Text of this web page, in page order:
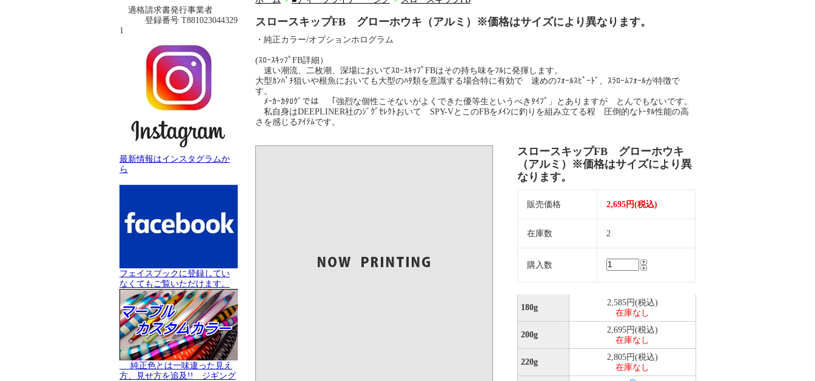
適格請求書発行事業者
登録番号 T881023044329
1
最新情報はインスタグラムか
ら
フェイスブックに登録してい
なくてもご覧いただけます。
純正色とは一味違った見え
方、見せ方を追及!! ジギング
スロースキップFB グローホウキ（アルミ）※価格はサイズにより異なります。
・純正カラー/オプションホログラム
(ｽﾛｰｽｷｯﾌﾟFB詳細）
速い潮流、二枚潮、深場においてｽﾛｰｽｷｯﾌﾟFBはその持ち味をﾌﾙに発揮します。
大型ｶﾝﾊﾟﾁ狙いや根魚においても大型のﾊﾀ類を意識する場合特に有効で 速めのﾌｫｰﾙｽﾋﾟｰﾄﾞ、ｽﾗﾛｰﾑﾌｫｰﾙが特徴で
す。
ﾒｰｶｰｶﾀﾛｸﾞでは 「強烈な個性こそないがよくできた優等生というべきﾀｲﾌﾟ」とありますが とんでもないです。
私自身はDEEPLINER社のｼﾞｸﾞｾﾚｸﾄおいて SPY-VとこのFBをﾒｲﾝに釣りを組み立てる程 圧倒的なﾄｰﾀﾙ性能の高
さを感じるｱｲﾃﾑです。
スロースキップFB グローホウキ
（アルミ）※価格はサイズにより異
なります。
販売価格 2,695円(税込)
在庫数 2
購入数
180g
2,585円(税込)
在庫なし
200g
2,695円(税込)
在庫なし
220g
2,805円(税込)
在庫なし